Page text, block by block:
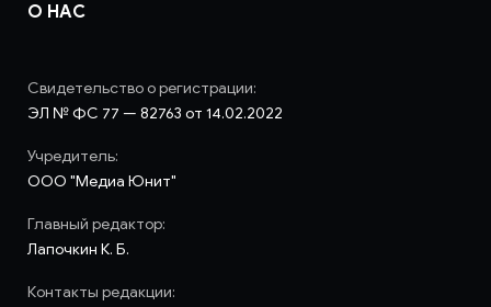
О НАС
Свидетельство о регистрации:
ЭЛ № ФС 77 — 82763 от 14.02.2022
Учредитель:
ООО "Медиа Юнит"
Главный редактор:
Лапочкин К. Б.
Контакты редакции: